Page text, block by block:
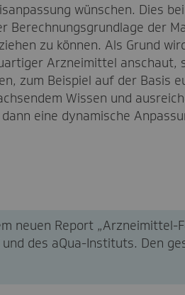
wünschen. Dies
Berechnungsgrundlage der
zu können. Als Grund
Arzneimittel anschaut,
zum Beispiel auf der Basis
Wissen und
eine dynamische
neuen Report „Arzneimittel-
des aQua-Instituts. Den